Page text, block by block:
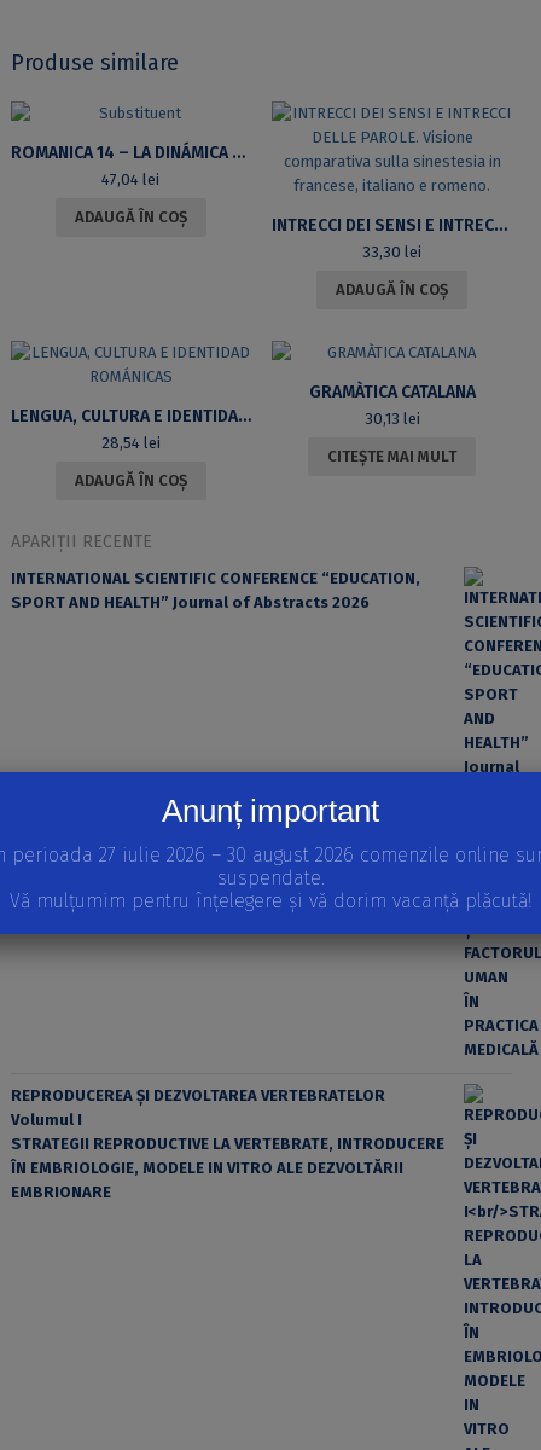
Produse similare
ROMANICA 14 – LA DINÁMICA DEL LÉXICO DE LA MODA EN EL SIGLO XIX: ESTUDIO DE NEOLOGÍA LÉXICA
47,04 lei
ADAUGĂ ÎN COȘ INTRECCI DEI SENSI E INTRECCI DELLE PAROLE. VISIONE COMPARATIVA SULLA SINESTESIA IN FRANCESE, ITALIANO E ROMENO.
33,30 lei
ADAUGĂ ÎN COȘ
LENGUA, CULTURA E IDENTIDAD ROMÁNICAS
28,54 lei
ADAUGĂ ÎN COȘ
GRAMÀTICA CATALANA
30,13 lei
CITEȘTE MAI MULT
APARIȚII RECENTE
INTERNATIONAL SCIENTIFIC CONFERENCE “EDUCATION,
SPORT AND HEALTH” Journal of Abstracts 2026
EROAREA ȘI FACTORUL UMAN ÎN PRACTICA MEDICALĂ
REPRODUCEREA ȘI DEZVOLTAREA VERTEBRATELOR
Volumul I
STRATEGII REPRODUCTIVE LA VERTEBRATE, INTRODUCERE
ÎN EMBRIOLOGIE, MODELE IN VITRO ALE DEZVOLTĂRII
EMBRIONARE
Anunț important
perioada 27 iulie 2026 – 30 august 2026 comenzile online
suspendate.
Vă mulțumim pentru înțelegere și vă dorim vacanță plăcută!